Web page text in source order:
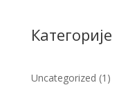
Категорије
Uncategorized (1)